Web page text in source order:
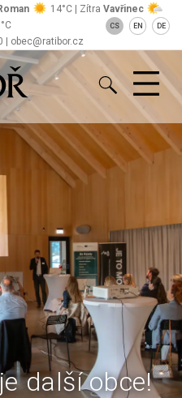
| obec@ratibor.cz
14°C | Zítra Vavřinec
CS EN DE
další obce!